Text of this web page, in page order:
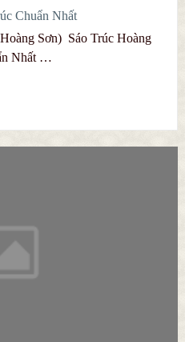
Chuẩn Nhất
Sơn) Sáo Trúc Hoàng
Nhất …